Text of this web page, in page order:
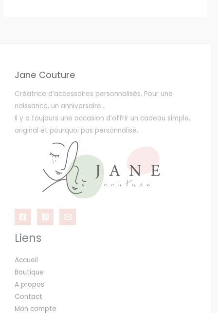
Jane Couture
Créatrice d’accessoires personnalisés. Pour une
naissance, un anniversaire…
Il y a toujours une occasion d’offrir un cadeau simple,
original et pourquoi pas personnalisé.
Liens
Accueil
Boutique
A propos
Contact
Mon compte